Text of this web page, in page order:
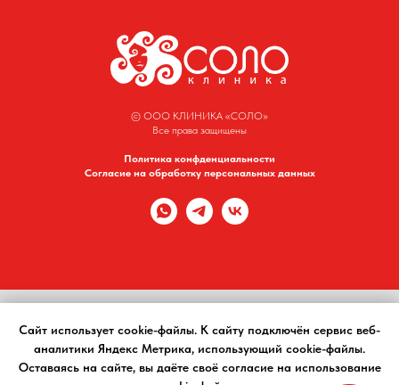
© ООО КЛИНИКА «СОЛО»
Все права защищены
Политика конфденциальности
Согласие на обработку персональных данных
ИМЕЮТСЯ ПРОТИВОПОКАЗАНИЯ. НЕОБХОДИМА
КОНСУЛЬТАЦИЯ СПЕЦИАЛИСТА
Сайт использует cookie-файлы. К cайту подключён сервис веб-
аналитики Яндекс Метрика, использующий cookie-файлы.
Оставаясь на сайте, вы даёте своё согласие на использование